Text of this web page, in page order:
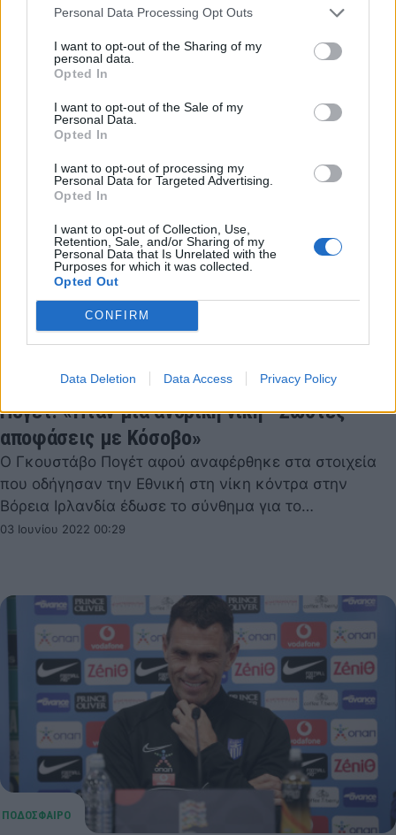
Personal Data Processing Opt Outs
I want to opt-out of the Sharing of my
personal data.
Opted In
I want to opt-out of the Sale of my
Personal Data.
Opted In
I want to opt-out of processing my
Personal Data for Targeted Advertising.
Opted In
I want to opt-out of Collection, Use,
Retention, Sale, and/or Sharing of my
Personal Data that Is Unrelated with the
Purposes for which it was collected.
Opted Out
CONFIRM
Data Deletion Data Access Privacy Policy
Δείχνει να επιστρέφει στην κανονικότητα
Στο σωστό μονοπάτι φαίνεται να έχει μπει η Εθνική
υπό τις οδηγίες του Γκουστάβο Πογέτ, ωστόσο μένει
να έχει διάρκεια όλο αυτό
06 Ιουνίου 2022 09:45
Πογέτ: «Ήταν μια ανδρική νίκη - Σωστές
αποφάσεις με Κόσοβο»
Ο Γκουστάβο Πογέτ αφού αναφέρθηκε στα στοιχεία
που οδήγησαν την Εθνική στη νίκη κόντρα στην
Βόρεια Ιρλανδία έδωσε το σύνθημα για το…
03 Ιουνίου 2022 00:29